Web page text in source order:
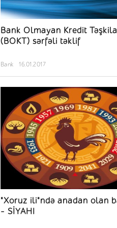
Bank Olmayan Kredit
(BOKT) sərfəli təklif
Bank 16.01.2017
"Xoruz ili"ndə anadan olan
- SİYAHI